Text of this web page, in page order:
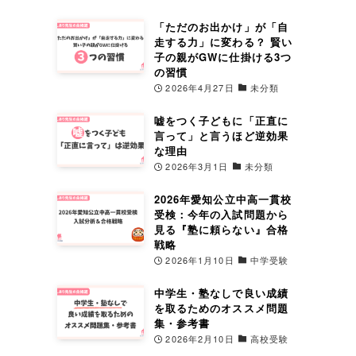
「ただのお出かけ」が「自
走する力」に変わる？ 賢い
子の親がGWに仕掛ける3つ
の習慣
2026年4月27日 未分類
嘘をつく子どもに「正直に
言って」と言うほど逆効果
な理由
2026年3月1日 未分類
2026年愛知公立中高一貫校
受検：今年の入試問題から
見る『塾に頼らない』合格
戦略
2026年1月10日 中学受験
中学生・塾なしで良い成績
を取るためのオススメ問題
集・参考書
2026年2月10日 高校受験